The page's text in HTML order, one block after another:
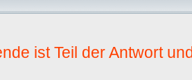
ist Teil der Antwort